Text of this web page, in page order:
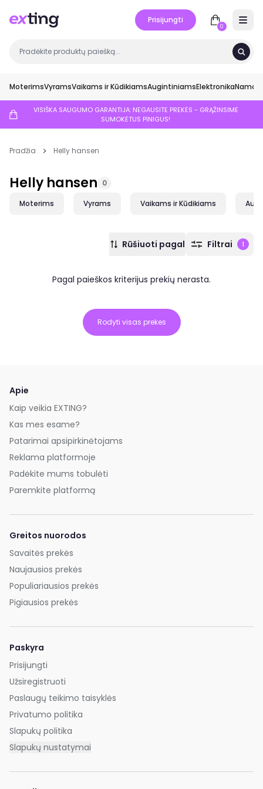
Prisijungti
0
MoterimsVyramsVaikams ir KūdikiamsAugintiniamsElektronikaNamai
VISIŠKA SAUGUMO GARANTIJA: NEGAUSITE PREKĖS - GRĄŽINSIME
SUMOKĖTUS PINIGUS!
Pradžia Helly hansen
Helly hansen 0
Moterims Vyrams Vaikams ir Kūdikiams
Rūšiuoti pagal Filtrai 1
Pagal paieškos kriterijus prekių nerasta.
Rodyti visas prekes
Apie
Kaip veikia EXTING?
Kas mes esame?
Patarimai apsipirkinėtojams
Reklama platformoje
Padėkite mums tobulėti
Paremkite platformą
Greitos nuorodos
Savaitės prekės
Naujausios prekės
Populiariausios prekės
Pigiausios prekės
Paskyra
Prisijungti
Užsiregistruoti
Paslaugų teikimo taisyklės
Privatumo politika
Slapukų politika
Slapukų nustatymai